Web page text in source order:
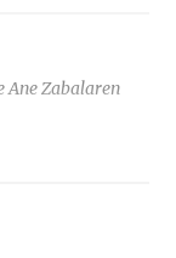
Zabalaren